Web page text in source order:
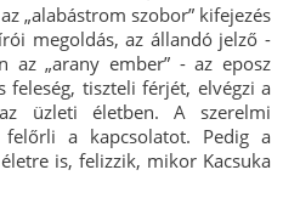
„alabástrom szobor” kifejezés
megoldás, az állandó jelző -
az „arany ember” - az eposz
feleség, tiszteli férjét, elvégzi a
üzleti életben. A szerelmi
felőrli a kapcsolatot. Pedig a
is, felizzik, mikor Kacsuka